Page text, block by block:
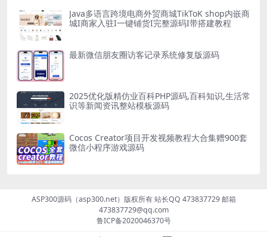
Java多语言跨境电商外贸商城TikToK shop内嵌商
城I商家入驻I一键铺货I完整源码I带搭建教程
最新微信朋友圈访客记录系统修复版源码
2025优化版精仿业百科PHP源码,百科知识,生活常
识等新闻资讯整站模板源码
Cocos Creator项目开发视频教程大合集赠900套
微信小程序游戏源码
ASP300源码（asp300.net）版权所有 站长QQ 473837729 邮箱
473837729@qq.com
鲁ICP备2020046370号